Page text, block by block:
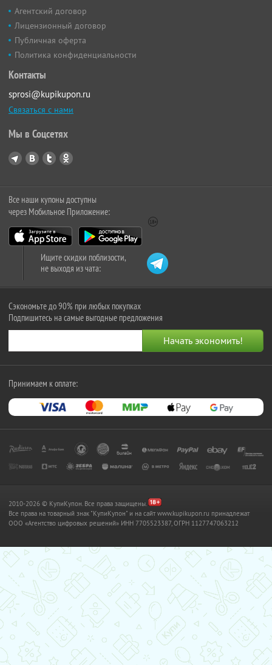
Агентский договор
Лицензионный договор
Публичная оферта
Политика конфиденциальности
Контакты
sprosi@kupikupon.ru
Связаться с нами
Мы в Соцсетях
Все наши купоны доступны
через Мобильное Приложение:
Ищите скидки поблизости,
не выходя из чата:
Сэкономьте до 90% при любых покупках
Подпишитесь на самые выгодные предложения
Принимаем к оплате:
2010-2026 © КупиКупон. Все права защищены.
Все права на товарный знак "КупиКупон" и на сайт www.kupikupon.ru принадлежат
OOO «Агентство цифровых решений» ИНН 7705523387, ОГРН 1127747063212